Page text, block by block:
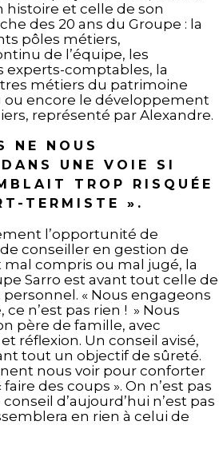
histoire et celle de son
des 20 ans du Groupe : la
pôles métiers,
de l’équipe, les
experts-comptables, la
métiers du patrimoine
ou encore le développement
représenté par Alexandre.
NE NOUS
UNE VOIE SI
TROP RISQUÉE
TERMISTE ».
l’opportunité de
conseiller en gestion de
compris ou mal jugé, la
Sarro est avant tout celle de
« Nous engageons
n’est pas rien ! » Nous
père de famille, avec
réflexion. Un conseil avisé,
tout un objectif de sûreté.
nous voir pour conforter
des coups ». On n’est pas
d’aujourd’hui n’est pas
en rien à celui de